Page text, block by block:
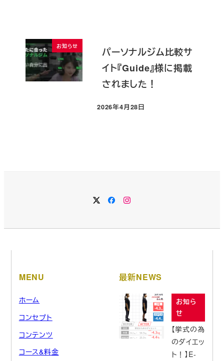
お知らせ
パーソナルジム比較サ
イト『Guide』様に掲載
されました！
投稿日
2026年4月28日
MENU
ホーム
コンセプト
コンテンツ
コース&料金
最新NEWS
お知ら
せ
【挙式の為
のダイエッ
ト！】E-